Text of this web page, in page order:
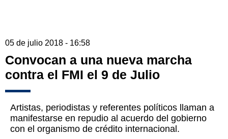
05 de julio 2018 - 16:58
Convocan a una nueva marcha
contra el FMI el 9 de Julio
Artistas, periodistas y referentes políticos llaman a
manifestarse en repudio al acuerdo del gobierno
con el organismo de crédito internacional.